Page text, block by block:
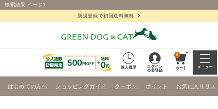
検索結果 ページ1
新規登録で初回送料無料
購入履歴
ログイン
会員登録
0
カート メニュー
はじめての方へ ショッピングガイド クーポン ポイント お気に入りリス